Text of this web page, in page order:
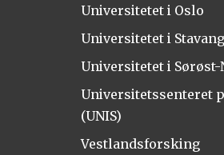
Universitetet i Oslo
Universitetet i
Universitetet i Sørøst-
Universitetssenteret
(UNIS)
Vestlandsforsking